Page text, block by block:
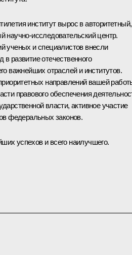
институт вырос в авторитетный,
научно-исследовательский центр.
ученых и специалистов внесли
развитие отечественного
важнейших отраслей и институтов.
направлений вашей
правового обеспечения
власти, активное участие
федеральных законов.
успехов и всего наилучшего.